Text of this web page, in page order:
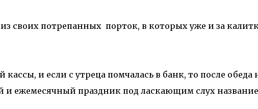
своих потрепанных порток, в которых уже и за
и если с утреца помчалась в банк, то после обеда
и ежемесячный праздник под ласкающим слух